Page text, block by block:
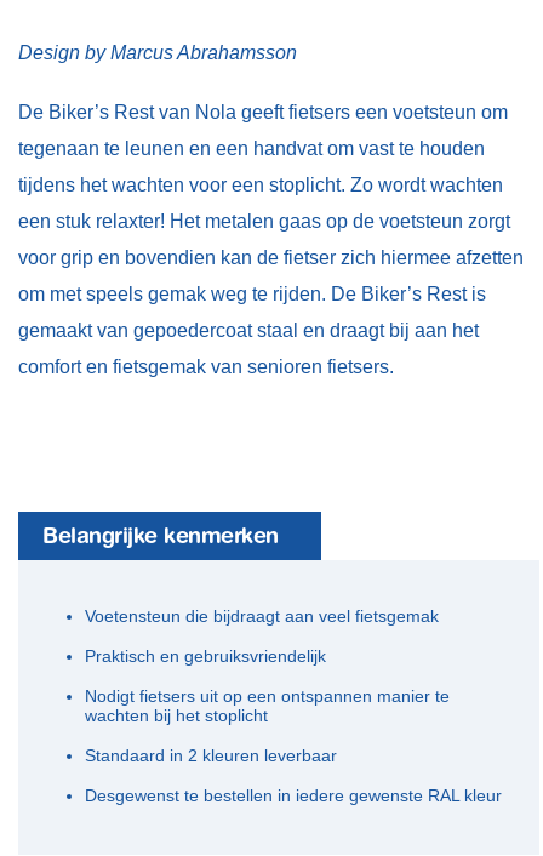
Design by Marcus Abrahamsson
De Biker’s Rest van Nola geeft fietsers een voetsteun om
tegenaan te leunen en een handvat om vast te houden
tijdens het wachten voor een stoplicht. Zo wordt wachten
een stuk relaxter! Het metalen gaas op de voetsteun zorgt
voor grip en bovendien kan de fietser zich hiermee afzetten
om met speels gemak weg te rijden. De Biker’s Rest is
gemaakt van gepoedercoat staal en draagt bij aan het
comfort en fietsgemak van senioren fietsers.
Belangrijke kenmerken
​Voetensteun die bijdraagt aan veel fietsgemak
Praktisch en gebruiksvriendelijk
Nodigt fietsers uit op een ontspannen manier te
wachten bij het stoplicht
Standaard in 2 kleuren leverbaar
Desgewenst te bestellen in iedere gewenste RAL kleur